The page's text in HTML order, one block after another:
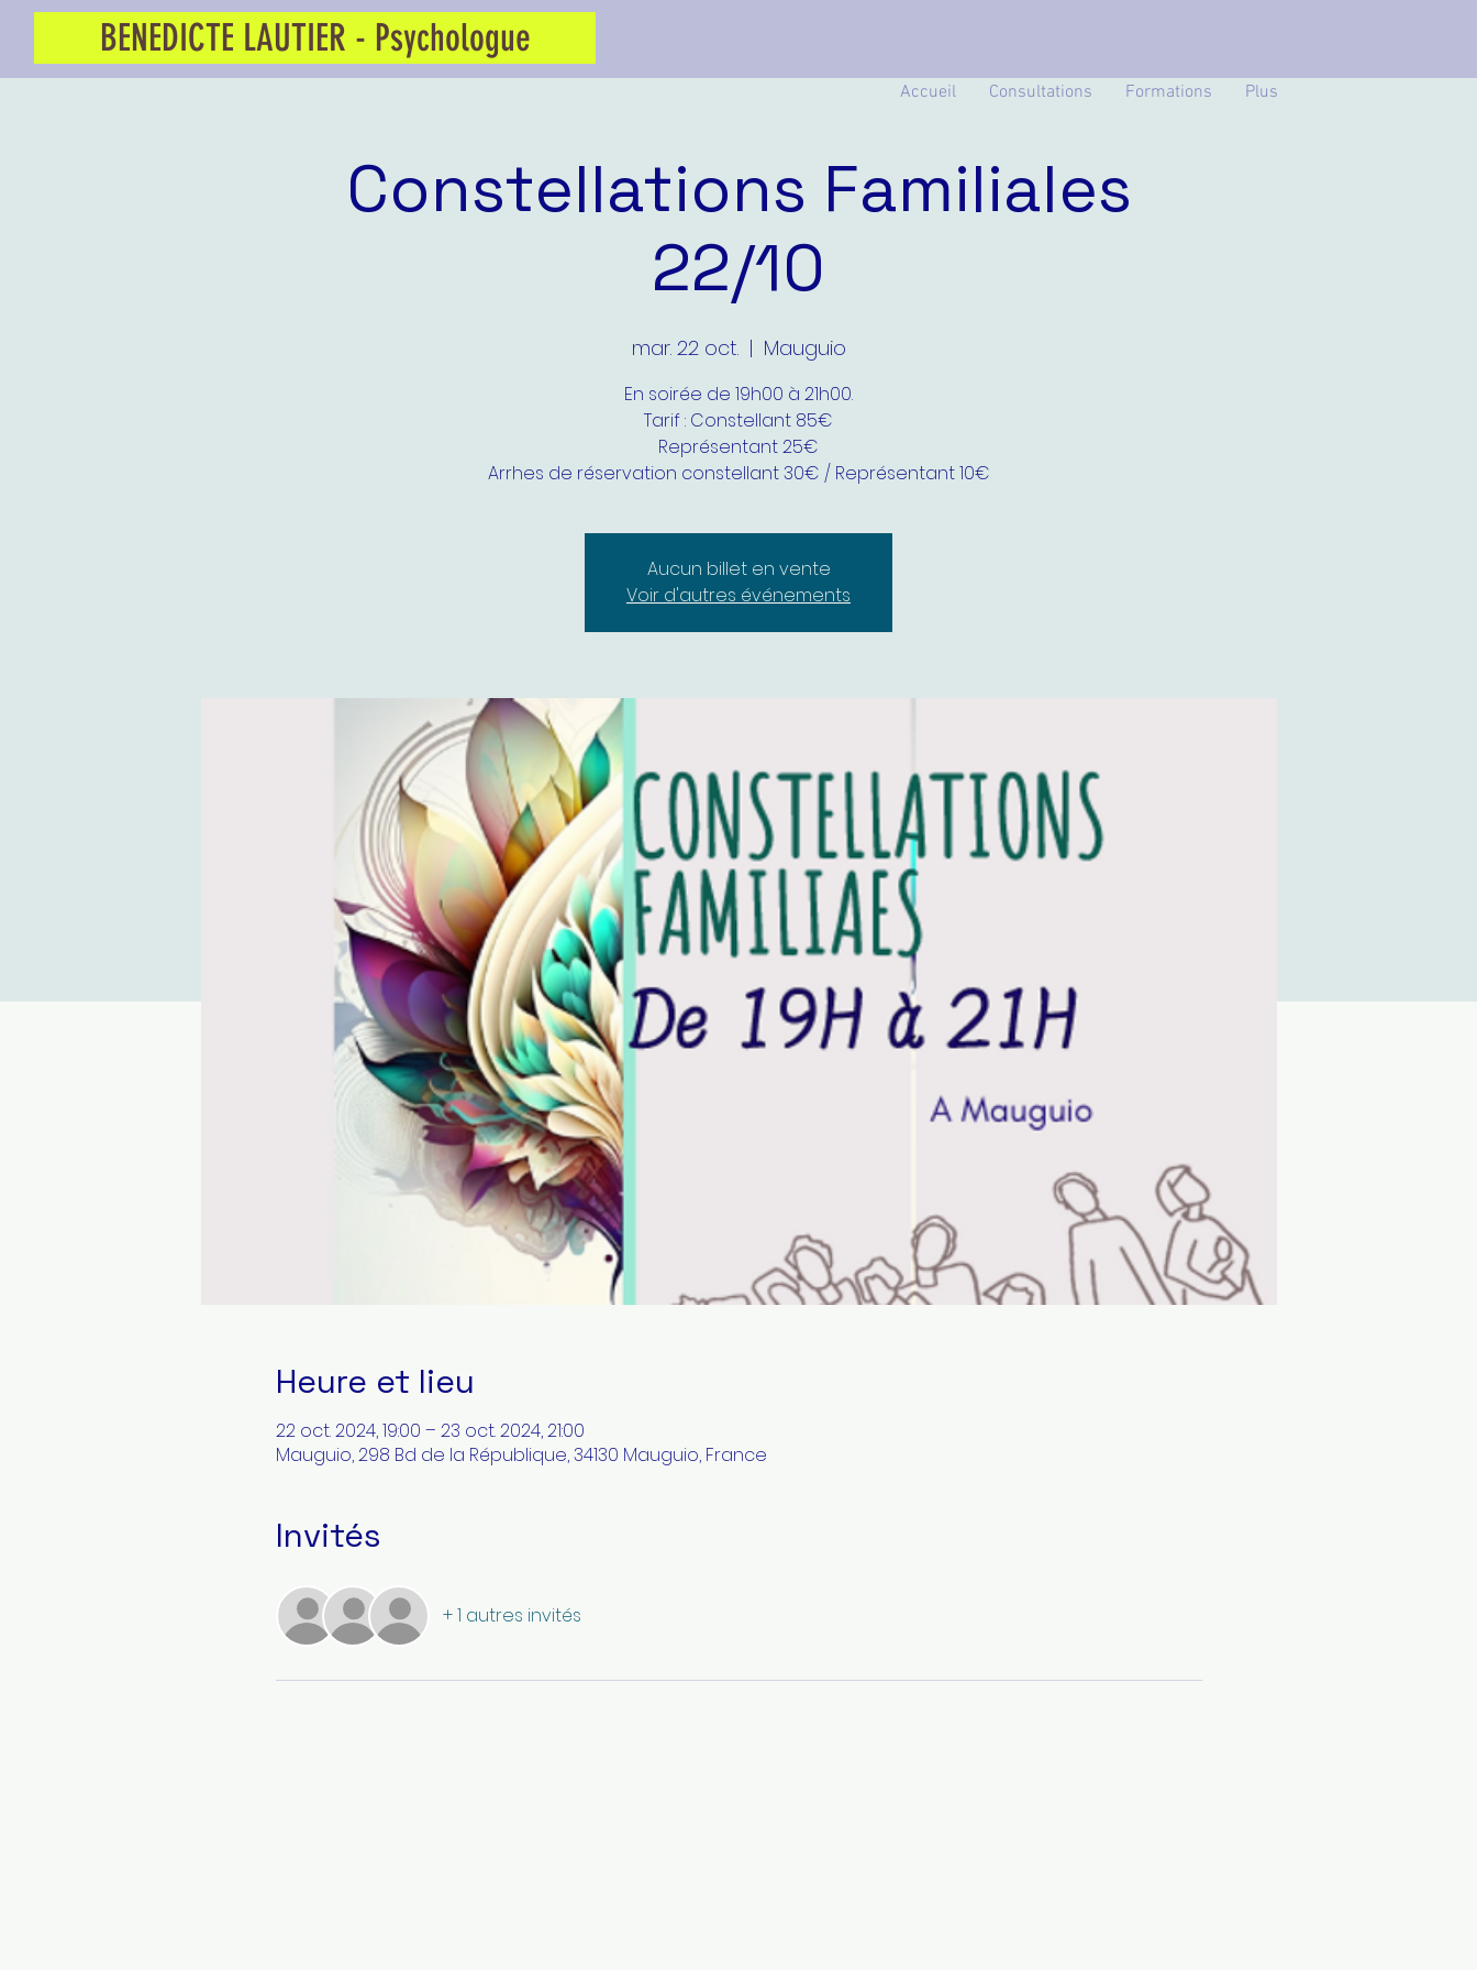
BENEDICTE LAUTIER - Psychologue
Accueil Consultations Formations Plus
Constellations Familiales
22/10
mar. 22 oct.
  |
Mauguio
En soirée de 19h00 à 21h00.
Tarif : Constellant 85€
Représentant 25€
Arrhes de réservation constellant 30€ / Représentant 10€
Aucun billet en vente
Voir d'autres événements
Heure et lieu
22 oct. 2024, 19:00 – 23 oct. 2024, 21:00
Mauguio, 298 Bd de la République, 34130 Mauguio, France
Invités
+ 1 autres invités